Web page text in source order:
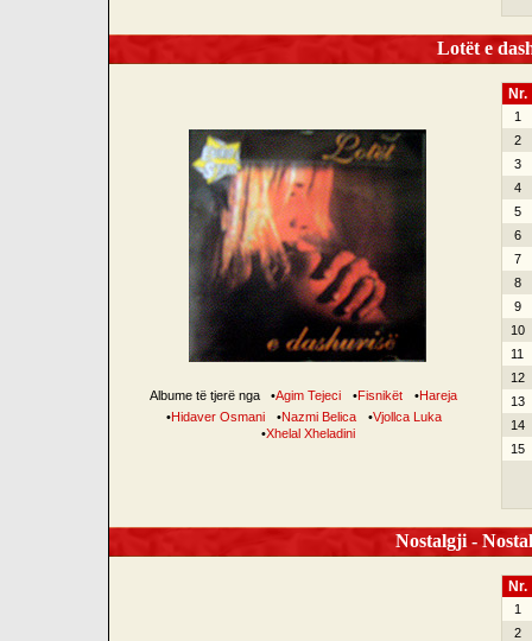
Lotët e
Albume të tjerë nga •Agim Tejeci •Fisnikët •Hareja
•Hidaver Osmani •Nazmi Belica •Vjollca Luka
•Xhelal Xheladini
Nr.
1
2
3
4
5
6
7
8
9
10
11
12
13
14
15
Nostalgji -
Nr.
1
2